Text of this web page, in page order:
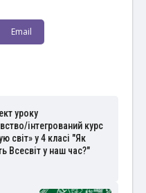
Email
уроку
інтегрований курс
світ» у 4 класі "Як
Всесвіт у наш час?"